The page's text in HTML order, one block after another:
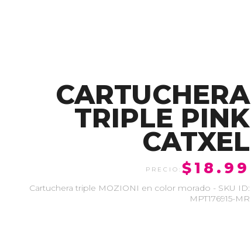
CARTUCHERA
TRIPLE PINK
CATXEL
$18.99
Cartuchera triple MOZIONI en color morado - SKU ID:
MPT176915-MR